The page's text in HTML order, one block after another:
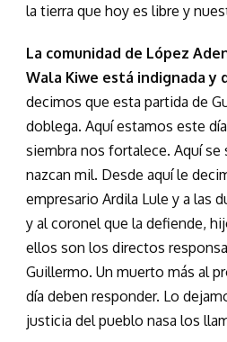
la tierra que hoy es libre y
La comunidad de López
Wala Kiwe está indignada y
decimos que esta partida de
doblega. Aquí estamos este
siembra nos fortalece. Aquí se
nazcan mil. Desde aquí le
empresario Ardila Lule y a las
y al coronel que la defiende,
ellos son los directos
Guillermo. Un muerto más al
día deben responder. Lo
justicia del pueblo nasa los